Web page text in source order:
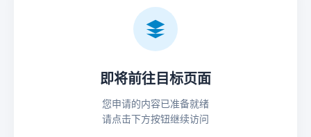
即将前往目标页面
您申请的内容已准备就绪
请点击下方按钮继续访问